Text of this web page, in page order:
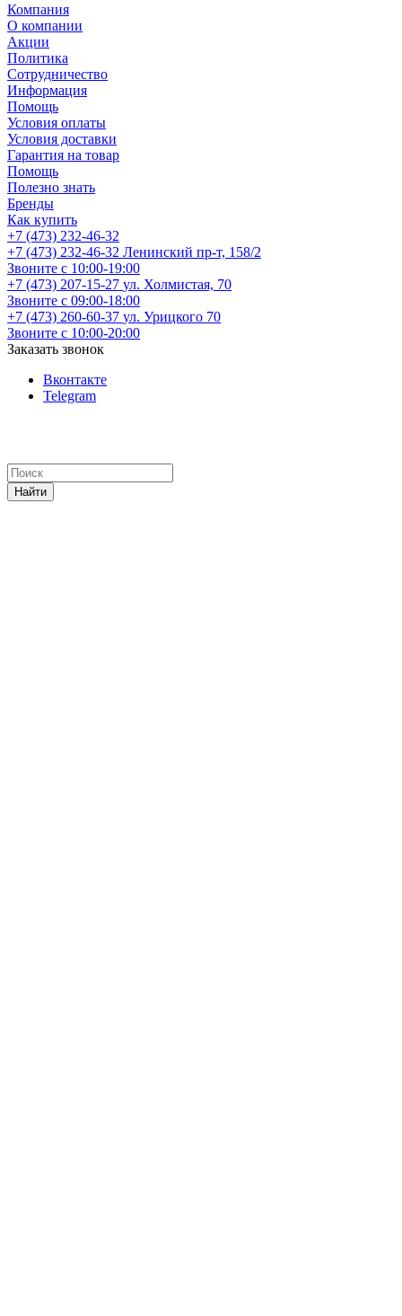
Компания
О компании
Акции
Политика
Сотрудничество
Информация
Помощь
Условия оплаты
Условия доставки
Гарантия на товар
Помощь
Полезно знать
Бренды
Как купить
+7 (473) 232-46-32
+7 (473) 232-46-32 Ленинский пр-т, 158/2
Звоните с 10:00-19:00
+7 (473) 207-15-27 ул. Холмистая, 70
Звоните с 09:00-18:00
+7 (473) 260-60-37 ул. Урицкого 70
Звоните с 10:00-20:00
Заказать звонок
Вконтакте
Telegram
Найти